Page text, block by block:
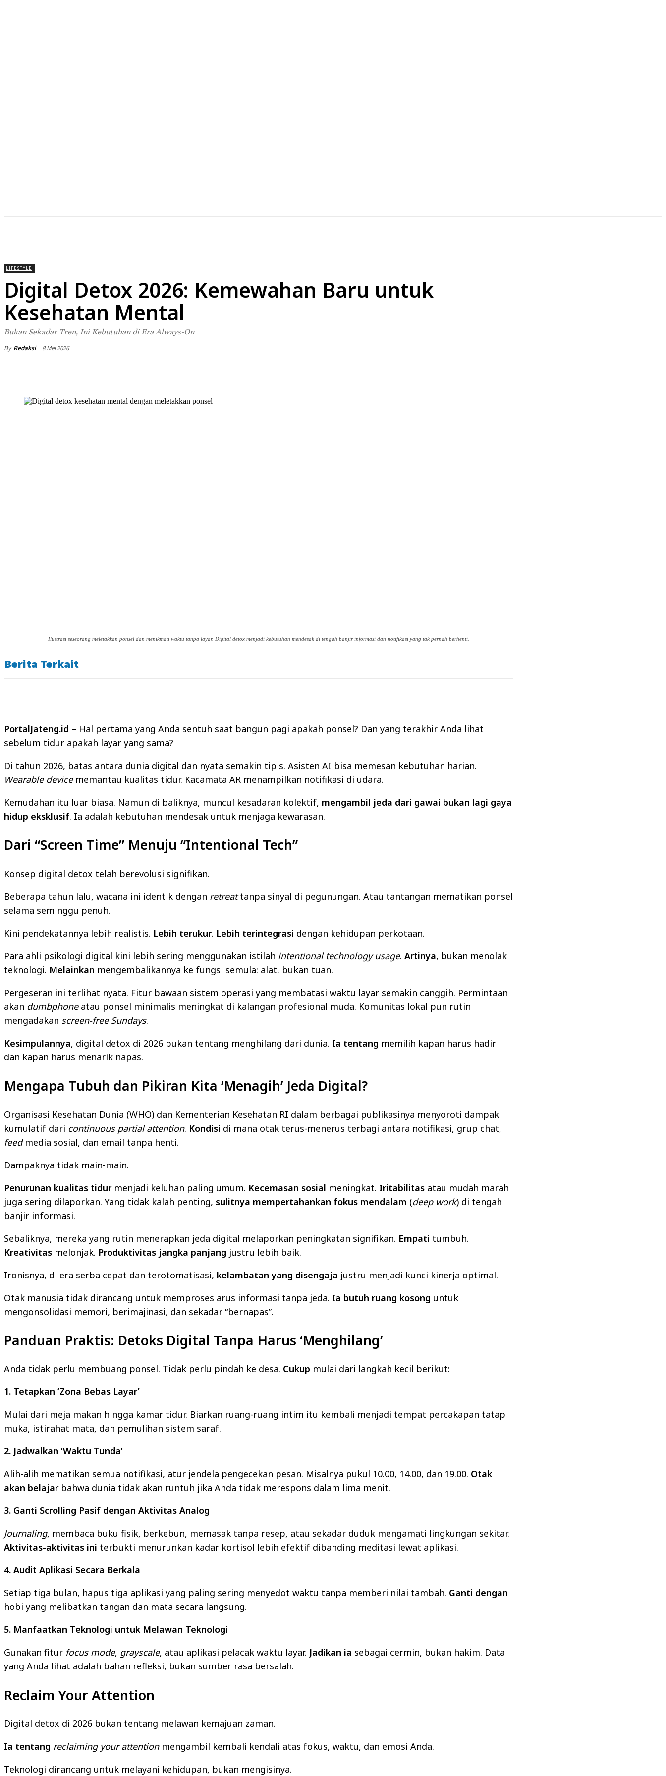
LIFESTYLE
Digital Detox 2026: Kemewahan Baru untuk
Kesehatan Mental
Bukan Sekadar Tren, Ini Kebutuhan di Era Always-On
By Redaksi 8 Mei 2026
Ilustrasi seseorang meletakkan ponsel dan menikmati waktu tanpa layar. Digital detox menjadi kebutuhan mendesak di tengah banjir informasi dan notifikasi yang tak pernah berhenti.
Berita Terkait
PortalJateng.id – Hal pertama yang Anda sentuh saat bangun pagi apakah ponsel? Dan yang terakhir Anda lihat
sebelum tidur apakah layar yang sama?
Di tahun 2026, batas antara dunia digital dan nyata semakin tipis. Asisten AI bisa memesan kebutuhan harian.
Wearable devicememantau kualitas tidur. Kacamata AR menampilkan notifikasi di udara.
Kemudahan itu luar biasa. Namun di baliknya, muncul kesadaran kolektif, mengambil jeda dari gawai bukan lagi gaya
hidup eksklusif. Ia adalah kebutuhan mendesak untuk menjaga kewarasan.
Dari “Screen Time” Menuju “Intentional Tech”
Konsep digital detox telah berevolusi signifikan.
Beberapa tahun lalu, wacana ini identik dengan retreattanpa sinyal di pegunungan. Atau tantangan mematikan ponsel
selama seminggu penuh.
Kini pendekatannya lebih realistis. Lebih terukur. Lebih terintegrasi dengan kehidupan perkotaan.
Para ahli psikologi digital kini lebih sering menggunakan istilah intentional technology usage. Artinya, bukan menolak
teknologi. Melainkan mengembalikannya ke fungsi semula: alat, bukan tuan.
Pergeseran ini terlihat nyata. Fitur bawaan sistem operasi yang membatasi waktu layar semakin canggih. Permintaan
akan dumbphoneatau ponsel minimalis meningkat di kalangan profesional muda. Komunitas lokal pun rutin
mengadakan screen-free Sundays.
Kesimpulannya, digital detox di 2026 bukan tentang menghilang dari dunia. Ia tentang memilih kapan harus hadir
dan kapan harus menarik napas.
Mengapa Tubuh dan Pikiran Kita ‘Menagih’ Jeda Digital?
Organisasi Kesehatan Dunia (WHO) dan Kementerian Kesehatan RI dalam berbagai publikasinya menyoroti dampak
kumulatif dari continuous partial attention. Kondisi di mana otak terus-menerus terbagi antara notifikasi, grup chat,
feedmedia sosial, dan email tanpa henti.
Dampaknya tidak main-main.
Penurunan kualitas tidurmenjadi keluhan paling umum. Kecemasan sosial meningkat. Iritabilitas atau mudah marah
juga sering dilaporkan. Yang tidak kalah penting, sulitnya mempertahankan fokus mendalam (deep work) di tengah
banjir informasi.
Sebaliknya, mereka yang rutin menerapkan jeda digital melaporkan peningkatan signifikan. Empati tumbuh.
Kreativitas melonjak. Produktivitas jangka panjang justru lebih baik.
Ironisnya, di era serba cepat dan terotomatisasi, kelambatan yang disengaja justru menjadi kunci kinerja optimal.
Otak manusia tidak dirancang untuk memproses arus informasi tanpa jeda. Ia butuh ruang kosong untuk
mengonsolidasi memori, berimajinasi, dan sekadar “bernapas”.
Panduan Praktis: Detoks Digital Tanpa Harus ‘Menghilang’
Anda tidak perlu membuang ponsel. Tidak perlu pindah ke desa. Cukup mulai dari langkah kecil berikut:
1. Tetapkan ‘Zona Bebas Layar’
Mulai dari meja makan hingga kamar tidur. Biarkan ruang-ruang intim itu kembali menjadi tempat percakapan tatap
muka, istirahat mata, dan pemulihan sistem saraf.
2. Jadwalkan ‘Waktu Tunda’
Alih-alih mematikan semua notifikasi, atur jendela pengecekan pesan. Misalnya pukul 10.00, 14.00, dan 19.00. Otak
akan belajarbahwa dunia tidak akan runtuh jika Anda tidak merespons dalam lima menit.
3. Ganti Scrolling Pasif dengan Aktivitas Analog
Journaling, membaca buku fisik, berkebun, memasak tanpa resep, atau sekadar duduk mengamati lingkungan sekitar.
Aktivitas-aktivitas ini terbukti menurunkan kadar kortisol lebih efektif dibanding meditasi lewat aplikasi.
4. Audit Aplikasi Secara Berkala
Setiap tiga bulan, hapus tiga aplikasi yang paling sering menyedot waktu tanpa memberi nilai tambah. Ganti dengan
hobi yang melibatkan tangan dan mata secara langsung.
5. Manfaatkan Teknologi untuk Melawan Teknologi
Gunakan fitur focus mode, grayscale, atau aplikasi pelacak waktu layar. Jadikan ia sebagai cermin, bukan hakim. Data
yang Anda lihat adalah bahan refleksi, bukan sumber rasa bersalah.
Reclaim Your Attention
Digital detox di 2026 bukan tentang melawan kemajuan zaman.
Ia tentang reclaiming your attentionmengambil kembali kendali atas fokus, waktu, dan emosi Anda.
Teknologi dirancang untuk melayani kehidupan, bukan mengisinya.